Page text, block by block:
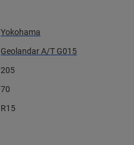
Yokohama
Geolandar A/T G015
205
70
R15